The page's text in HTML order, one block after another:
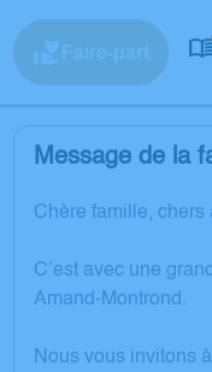
Faire-part
Message de la
Chère famille, chers
C’est avec une
Amand-Montrond.
Nous vous invitons